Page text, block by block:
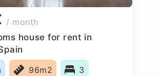
/ month
house for rent in
96m2 3